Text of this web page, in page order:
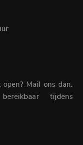
Mail ons dan.
tijdens